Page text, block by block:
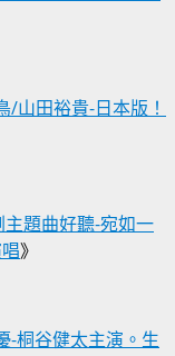
山田裕貴-日本版！
題曲好聽-宛如一
》
-桐谷健太主演。生